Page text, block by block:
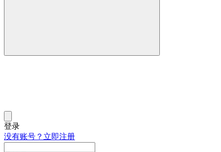
登录
没有账号？立即注册